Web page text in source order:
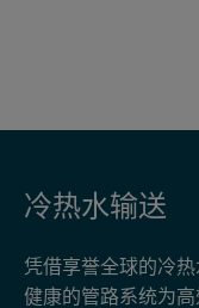
冷热水输送
凭借享誉全球的冷
健康的管路系统为